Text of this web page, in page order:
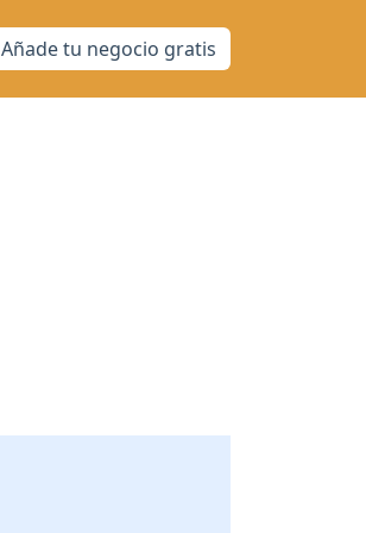
Añade tu negocio gratis